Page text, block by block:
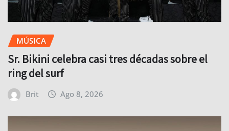
MÚSICA
Sr. Bikini celebra casi tres décadas sobre el
ring del surf
Brit Ago 8, 2026